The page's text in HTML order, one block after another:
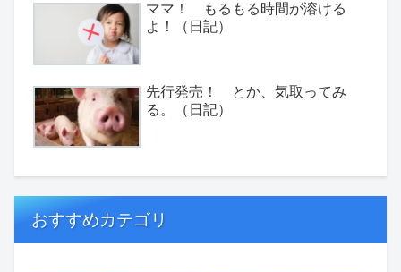
ママ！ もるもる時間が溶ける
よ！（日記）
先行発売！ とか、気取ってみ
る。（日記）
おすすめカテゴリ